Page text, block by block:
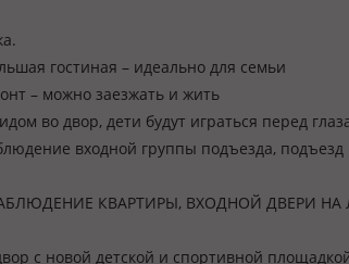
гостиная – идеально для семьи
– можно заезжать и жить
во двор, дети будут играться перед
входной группы подъезда, подъезд
КВАРТИРЫ, ВХОДНОЙ ДВЕРИ
с новой детской и спортивной